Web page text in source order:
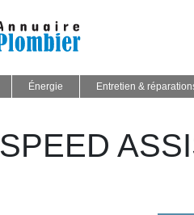
Énergie Entretien &
SPEED